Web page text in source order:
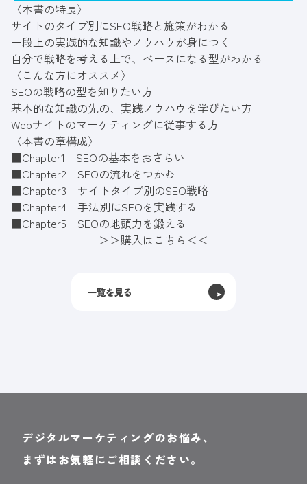
〈本書の特長〉
サイトのタイプ別にSEO戦略と施策がわかる
一段上の実践的な知識やノウハウが身につく
自分で戦略を考える上で、ベースになる型がわかる
〈こんな方にオススメ〉
SEOの戦略の型を知りたい方
基本的な知識の先の、実践ノウハウを学びたい方
Webサイトのマーケティングに従事する方
〈本書の章構成〉
■Chapter1 SEOの基本をおさらい
■Chapter2 SEOの流れをつかむ
■Chapter3 サイトタイプ別のSEO戦略
■Chapter4 手法別にSEOを実践する
■Chapter5 SEOの地頭力を鍛える
＞＞購入はこちら＜＜
一覧を見る
デジタルマーケティングのお悩み、
まずはお気軽にご相談ください。